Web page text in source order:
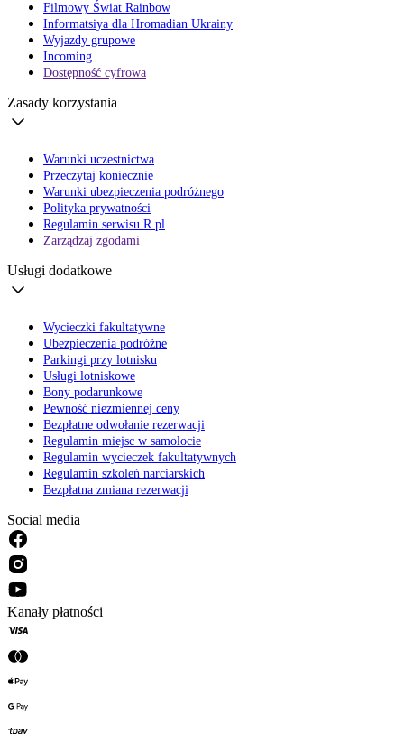
Filmowy Świat Rainbow
Informatsiya dla Hromadian Ukrainy
Wyjazdy grupowe
Incoming
Dostępność cyfrowa
Zasady korzystania
Warunki uczestnictwa
Przeczytaj koniecznie
Warunki ubezpieczenia podróżnego
Polityka prywatności
Regulamin serwisu R.pl
Zarządzaj zgodami
Usługi dodatkowe
Wycieczki fakultatywne
Ubezpieczenia podróżne
Parkingi przy lotnisku
Usługi lotniskowe
Bony podarunkowe
Pewność niezmiennej ceny
Bezpłatne odwołanie rezerwacji
Regulamin miejsc w samolocie
Regulamin wycieczek fakultatywnych
Regulamin szkoleń narciarskich
Bezpłatna zmiana rezerwacji
Social media
Kanały płatności